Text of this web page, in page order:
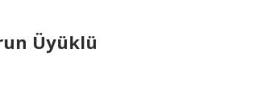
Üyüklü